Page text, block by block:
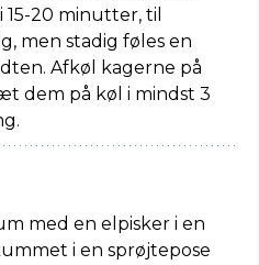
15-20 minutter, til
men stadig føles en
Afkøl kagerne på
dem på køl i mindst 3
med en elpisker i en
i en sprøjtepose